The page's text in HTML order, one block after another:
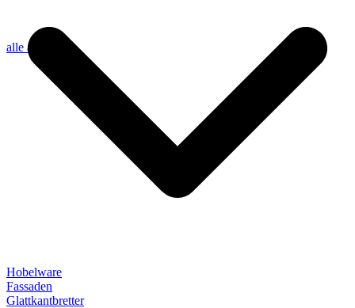
alle anzeigen
Hobelware
Fassaden
Glattkantbretter